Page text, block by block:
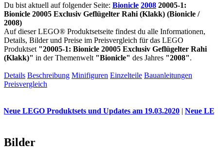
Du bist aktuell auf folgender Seite: Bionicle 2008 20005-1:
Bionicle 20005 Exclusiv Geflügelter Rahi (Klakk) (Bionicle /
2008)
Auf dieser LEGO® Produktsetseite findest du alle Informationen,
Details, Bilder und Preise im Preisvergleich für das LEGO
Produktset "20005-1: Bionicle 20005 Exclusiv Geflügelter Rahi
(Klakk)" in der Themenwelt "Bionicle" des Jahres "2008".
Details Beschreibung Minifiguren Einzelteile Bauanleitungen
Preisvergleich
LEGO Produktsets und Updates am 19.03.2020|Neue LEGO
Bilder